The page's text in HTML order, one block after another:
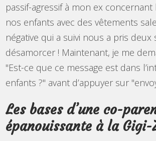
passif-agressif à mon ex
nos enfants avec des vêtements
négative qui a suivi nous a pris deux
désamorcer ! Maintenant, je me
"Est-ce que ce message est dans
enfants ?" avant d’appuyer sur
Les bases d’une co-
épanouissante à la Gigi-